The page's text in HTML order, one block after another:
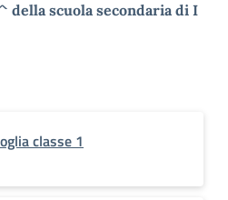
della scuola secondaria di I
classe 1